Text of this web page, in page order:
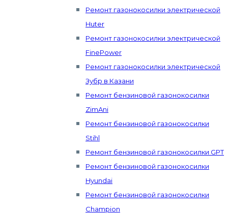
Ремонт газонокосилки электрической
Huter
Ремонт газонокосилки электрической
FinePower
Ремонт газонокосилки электрической
Зубр в Казани
Ремонт бензиновой газонокосилки
ZimAni
Ремонт бензиновой газонокосилки
Stihl
Ремонт бензиновой газонокосилки GPT
Ремонт бензиновой газонокосилки
Hyundai
Ремонт бензиновой газонокосилки
Champion